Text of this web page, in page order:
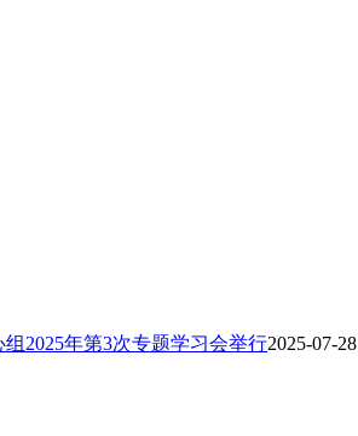
2025年第3次专题学习会举行2025-07-28